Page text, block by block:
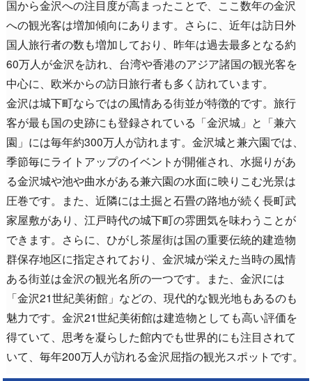
国から金沢への注目度が高まったことで、ここ数年の金沢
への観光客は増加傾向にあります。さらに、近年は訪日外
国人旅行者の数も増加しており、昨年は過去最多となる約
60万人が金沢を訪れ、台湾や香港のアジア諸国の観光客を
中心に、欧米からの訪日旅行者も多く訪れています。
金沢は城下町ならではの風情ある街並が特徴的です。旅行
客が最も国の史跡にも登録されている「金沢城」と「兼六
園」には毎年約300万人が訪れます。金沢城と兼六園では、
季節毎にライトアップのイベントが開催され、水掘りがあ
る金沢城や池や曲水がある兼六園の水面に映りこむ光景は
圧巻です。また、近隣には土掘と石畳の路地が続く長町武
家屋敷があり、江戸時代の城下町の雰囲気を味わうことが
できます。さらに、ひがし茶屋街は国の重要伝統的建造物
群保存地区に指定されており、金沢城が栄えた当時の風情
ある街並は金沢の観光名所の一つです。また、金沢には
「金沢21世紀美術館」などの、現代的な観光地もあるのも
魅力です。金沢21世紀美術館は建造物としても高い評価を
得ていて、思考を凝らした館内でも世界的にも注目されて
いて、毎年200万人が訪れる金沢屈指の観光スポットです。